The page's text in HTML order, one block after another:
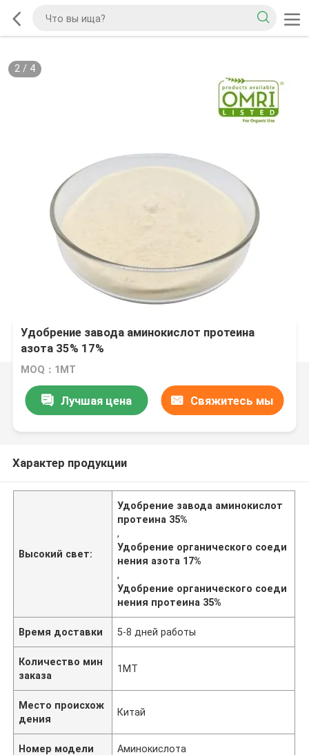
2/ 4
Удобрение завода аминокислот протеина
азота 35% 17%
MOQ：1МТ
Лучшая цена Свяжитесь мы
Характер продукции
Высокий свет:
Удобрение завода аминокислот
протеина 35%
,
Удобрение органического соеди
нения азота 17%
,
Удобрение органического соеди
нения протеина 35%
Время доставки 5-8 дней работы
Количество мин
заказа
1МТ
Место происхож
дения
Китай
Номер модели Аминокислота